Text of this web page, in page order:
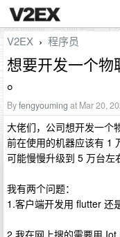
V2EX › 程序员
想要开发一个物
。
Byfengyouming at Mar 20,
大佬们，公司想开发一个
前在使用的机器应该有 1
可能慢慢升级到 5 万台左
我有两个问题：
1.客户端开发用 flutter 还
2.我在网上搜的需要用